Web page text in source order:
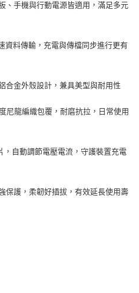
、手機與行動電源皆適用，滿足多元
資料傳輸，充電與傳檔同步進行更有
合金外殼設計，兼具美型與耐用性
尼龍編織包覆，耐磨抗拉，日常使用
，自動調節電壓電流，守護裝置充電
保護，柔韌好插拔，有效延長使用壽